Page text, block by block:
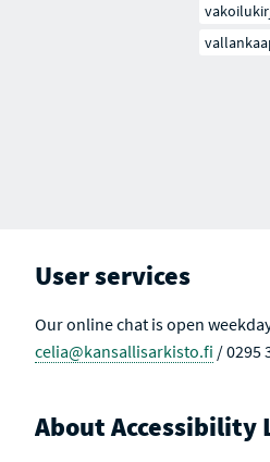
User services
Our online chat is open
celia@kansallisarkisto.fi / 0295
About Accessibility